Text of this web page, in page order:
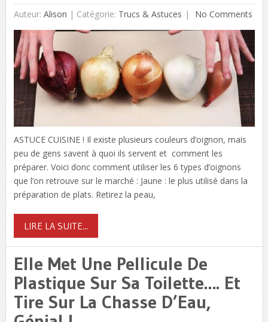
Auteur: Alison | Catégorie: Trucs & Astuces No Comments
ASTUCE CUISINE ! Il existe plusieurs couleurs d’oignon, mais
peu de gens savent à quoi ils servent et comment les
préparer. Voici donc comment utiliser les 6 types d’oignons
que l’on retrouve sur le marché : Jaune : le plus utilisé dans la
préparation de plats. Retirez la peau,
LIRE LA SUITE...
Elle Met Une Pellicule De
Plastique Sur Sa Toilette…. Et
Tire Sur La Chasse D’Eau,